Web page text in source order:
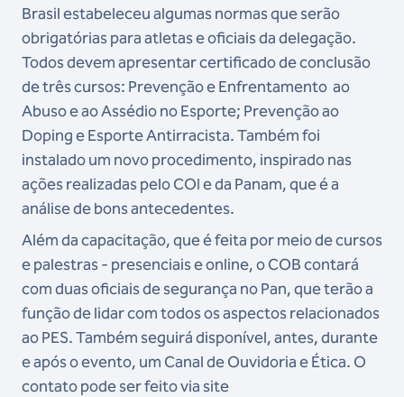
Brasil estabeleceu algumas normas que serão
obrigatórias para atletas e oficiais da delegação.
Todos devem apresentar certificado de conclusão
de três cursos: Prevenção e Enfrentamento ao
Abuso e ao Assédio no Esporte; Prevenção ao
Doping e Esporte Antirracista. Também foi
instalado um novo procedimento, inspirado nas
ações realizadas pelo COI e da Panam, que é a
análise de bons antecedentes.
Além da capacitação, que é feita por meio de cursos
e palestras - presenciais e online, o COB contará
com duas oficiais de segurança no Pan, que terão a
função de lidar com todos os aspectos relacionados
ao PES.Também seguirá disponível, antes, durante
e após o evento, um Canal de Ouvidoria e Ética. O
contato pode ser feito via site